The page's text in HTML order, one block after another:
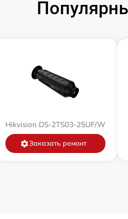
(Обновление ПО)
платы управления
после попадания влаги
Fi
Hikvision DS-2TS03-25UF/W
Заказать ремонт